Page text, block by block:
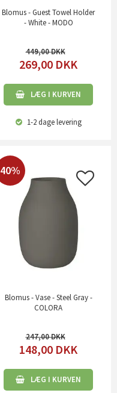
Blomus - Guest Towel Holder
- White - MODO
449,00
269,00 DKK
LÆG I KURVEN
1-2 dagelevering
40%
Blomus - Vase - Steel Gray -
COLORA
247,00
148,00 DKK
LÆG I KURVEN